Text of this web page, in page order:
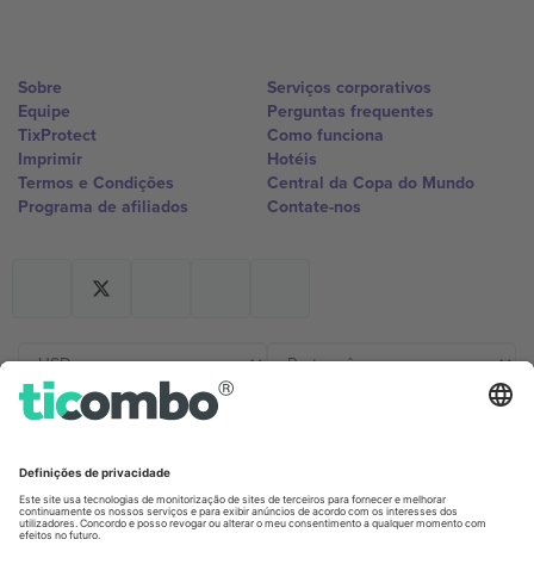
Sobre
Equipe
TixProtect
Imprimir
Termos e Condições
Programa de afiliados
Serviços corporativos
Perguntas frequentes
Como funciona
Hotéis
Central da Copa do Mundo
Contate-nos
Germany
Unter den Linden 24, 10117
United Kingdom
167 City Road, London, Greater